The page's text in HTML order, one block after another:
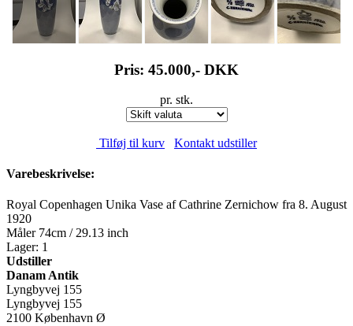
Pris: 45.000,- DKK
pr. stk.
Tilføj til kurv Kontakt udstiller
Varebeskrivelse:
Royal Copenhagen Unika Vase af Cathrine Zernichow fra 8. August
1920
Måler 74cm / 29.13 inch
Lager: 1
Udstiller
Danam Antik
Lyngbyvej 155
Lyngbyvej 155
2100 København Ø